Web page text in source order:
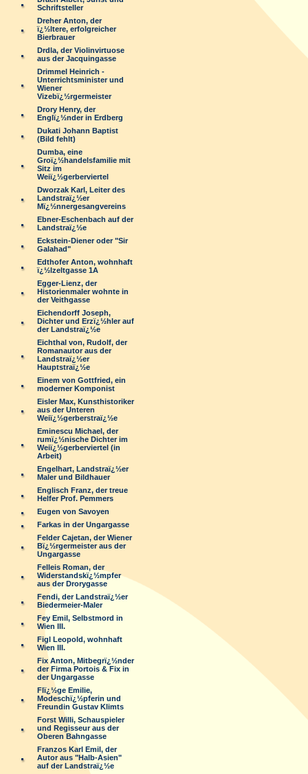
Schriftsteller
Dreher Anton, der
ï¿½ltere, erfolgreicher
Bierbrauer
Drdla, der Violinvirtuose
aus der Jacquingasse
Drimmel Heinrich -
Unterrichtsminister und
Wiener
Vizebï¿½rgermeister
Drory Henry, der
Englï¿½nder in Erdberg
Dukati Johann Baptist
(Bild fehlt)
Dumba, eine
Groï¿½handelsfamilie mit
Sitz im
Weiï¿½gerberviertel
Dworzak Karl, Leiter des
Landstraï¿½er
Mï¿½nnergesangvereins
Ebner-Eschenbach auf der
Landstraï¿½e
Eckstein-Diener oder "Sir
Galahad"
Edthofer Anton, wohnhaft
ï¿½lzeltgasse 1A
Egger-Lienz, der
Historienmaler wohnte in
der Veithgasse
Eichendorff Joseph,
Dichter und Erzï¿½hler auf
der Landstraï¿½e
Eichthal von, Rudolf, der
Romanautor aus der
Landstraï¿½er
Hauptstraï¿½e
Einem von Gottfried, ein
moderner Komponist
Eisler Max, Kunsthistoriker
aus der Unteren
Weiï¿½gerberstraï¿½e
Eminescu Michael, der
rumï¿½nische Dichter im
Weiï¿½gerberviertel (in
Arbeit)
Engelhart, Landstraï¿½er
Maler und Bildhauer
Englisch Franz, der treue
Helfer Prof. Pemmers
Eugen von Savoyen
Farkas in der Ungargasse
Felder Cajetan, der Wiener
Bï¿½rgermeister aus der
Ungargasse
Felleis Roman, der
Widerstandskï¿½mpfer
aus der Drorygasse
Fendi, der Landstraï¿½er
Biedermeier-Maler
Fey Emil, Selbstmord in
Wien III.
Figl Leopold, wohnhaft
Wien III.
Fix Anton, Mitbegrï¿½nder
der Firma Portois & Fix in
der Ungargasse
Flï¿½ge Emilie,
Modeschï¿½pferin und
Freundin Gustav Klimts
Forst Willi, Schauspieler
und Regisseur aus der
Oberen Bahngasse
Franzos Karl Emil, der
Autor aus "Halb-Asien"
auf der Landstraï¿½e